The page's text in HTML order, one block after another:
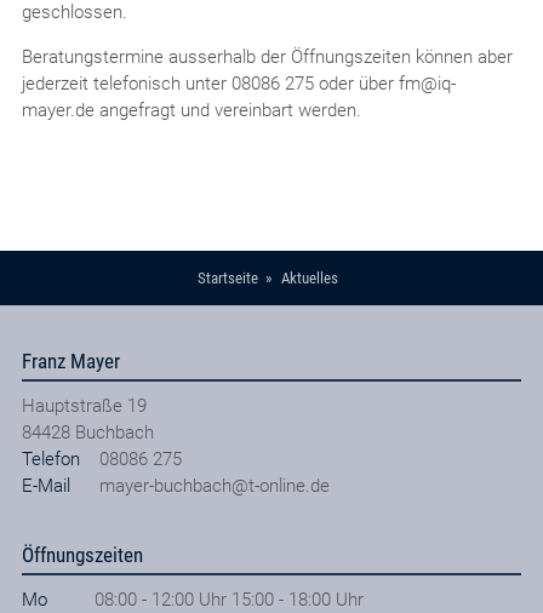
geschlossen.
Beratungstermine ausserhalb der Öffnungszeiten können aber
jederzeit telefonisch unter 08086 275 oder über fm@iq-
mayer.de angefragt und vereinbart werden.
Startseite Aktuelles
Franz Mayer
Hauptstraße 19
84428 Buchbach
Telefon
08086 275
E-Mail
mayer-buchbach@t-online.de
Öffnungszeiten
Mo 08:00 - 12:00 Uhr 15:00 - 18:00 Uhr